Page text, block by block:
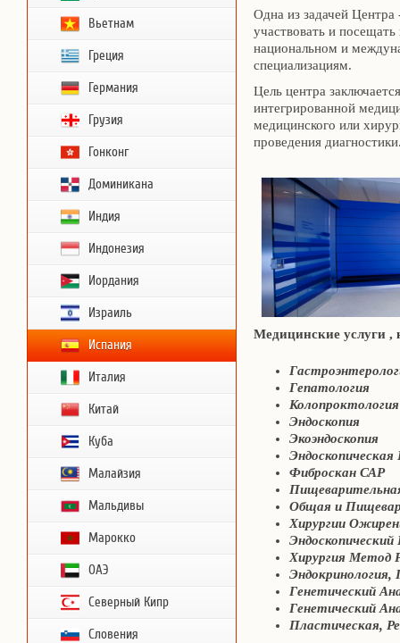
Вьетнам
Греция
Германия
Грузия
Гонконг
Доминикана
Индия
Индонезия
Иордания
Израиль
Испания
Италия
Китай
Куба
Малайзия
Мальдивы
Марокко
ОАЭ
Северный Кипр
Словения
Одна из задачей
участвовать и
национальном и
специализациям.
Цель центра
интегрированной
медицинского или
проведения
Медицинские услуги ,
Гепатология
Колопроктология
Эндоскопия
Экоэндоскопия
Эндоскопическая
Фиброскан САР
Общая и
Хирургии
Хирургия Метод
Генетический
Генетический
Пластическая,